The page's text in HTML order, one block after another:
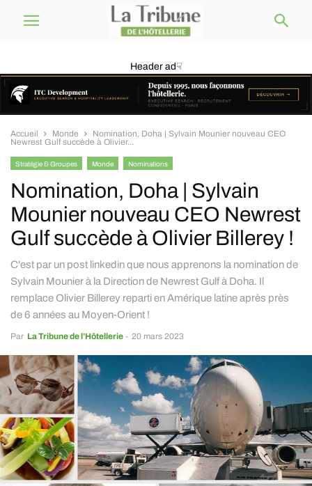
Header ad☟
Accueil Monde
Nomination, Doha | Sylvain Mounier nouveau CEO
Newrest Gulf succède à Olivier...
Stratégie & Groupes Monde Nominations
Nomination, Doha | Sylvain
Mounier nouveau CEO Newrest
Gulf succède à Olivier Billerey !
C'est par un post linkedin que nous apprenons la nomination de
Sylvain Mounier à la Direction de Newrest Gulf à Doha. Il
remplace Olivier Billerey reparti en Amérique latine après près
de 6 années au Moyen-Orient !
Par La Tribune de l’Hôtellerie - 20 mars 2023